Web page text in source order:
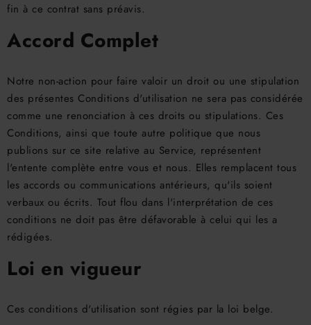
fin à ce contrat sans préavis.
Accord Complet
Notre non-action pour faire valoir un droit ou une stipulation
des présentes Conditions d'utilisation ne sera pas considérée
comme une renonciation à ces droits ou stipulations. Ces
Conditions, ainsi que toute autre politique que nous
publions sur ce site relative au Service, représentent
l'entente complète entre vous et nous. Elles remplacent tous
les accords ou communications antérieurs, qu'ils soient
verbaux ou écrits. Tout flou dans l'interprétation de ces
conditions ne doit pas être défavorable à celui qui les a
rédigées.
Loi en vigueur
Ces conditions d'utilisation sont régies par la loi belge.